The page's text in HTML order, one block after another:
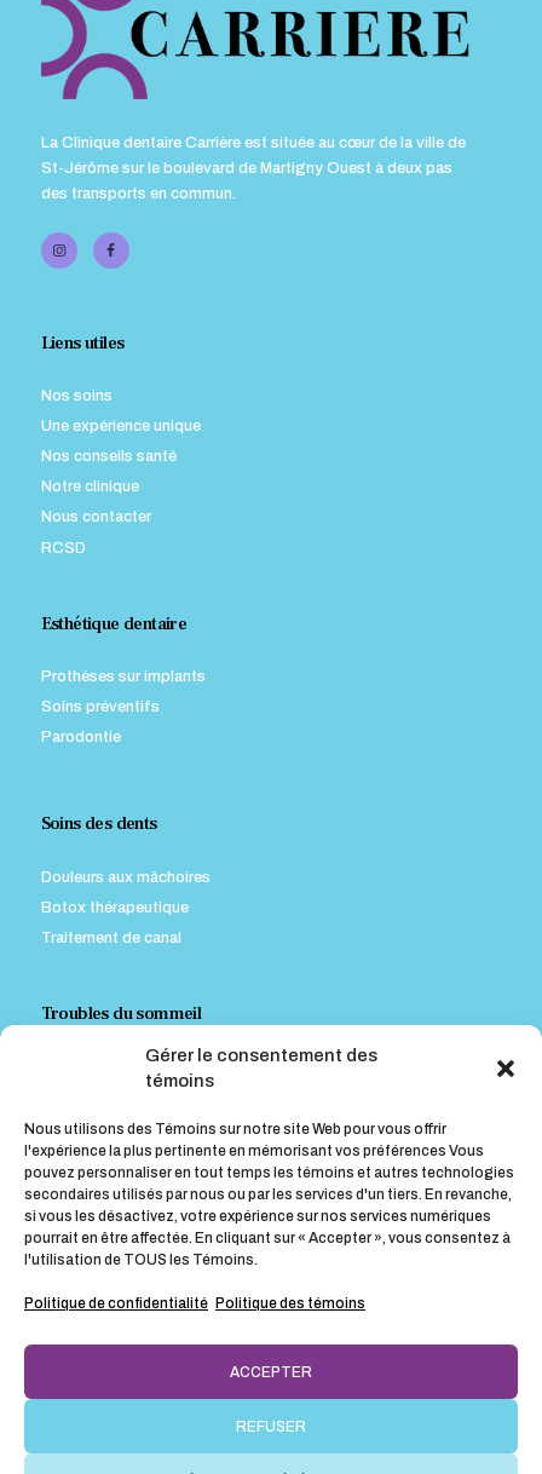
Gérer le consentement des
témoins
Nous utilisons des Témoins sur notre site Web pour vous offrir
l'expérience la plus pertinente en mémorisant vos préférences Vous
pouvez personnaliser en tout temps les témoins et autres technologies
secondaires utilisés par nous ou par les services d'un tiers. En revanche,
si vous les désactivez, votre expérience sur nos services numériques
pourrait en être affectée. En cliquant sur « Accepter », vous consentez à
l'utilisation de TOUS les Témoins.
Politique de confidentialité Politique des témoins
ACCEPTER
REFUSER
La Clinique dentaire Carrière est située au cœur de la ville de
St-Jérôme sur le boulevard de Martigny Ouest à deux pas
des transports en commun.
Liens utiles
Nos soins
Une expérience unique
Nos conseils santé
Notre clinique
Nous contacter
RCSD
Esthétique dentaire
Prothèses sur implants
Soins préventifs
Parodontie
Soins des dents
Douleurs aux mâchoires
Botox thérapeutique
Traitement de canal
Troubles du sommeil
Appareil contre le ronflement
Conseils post-opératoires
Instructions pour le blanchiment à la maison
Conseils post-opératoires suite à une greffe gingivale
Conseils post-opératoires suite à une chirurgie